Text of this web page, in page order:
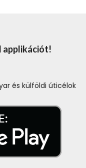
applikációt!
és külföldi úticélok